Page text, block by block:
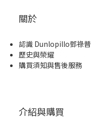
關於
認識 Dunlopillo鄧祿普
歷史與榮耀
購買須知與售後服務
介紹與購買